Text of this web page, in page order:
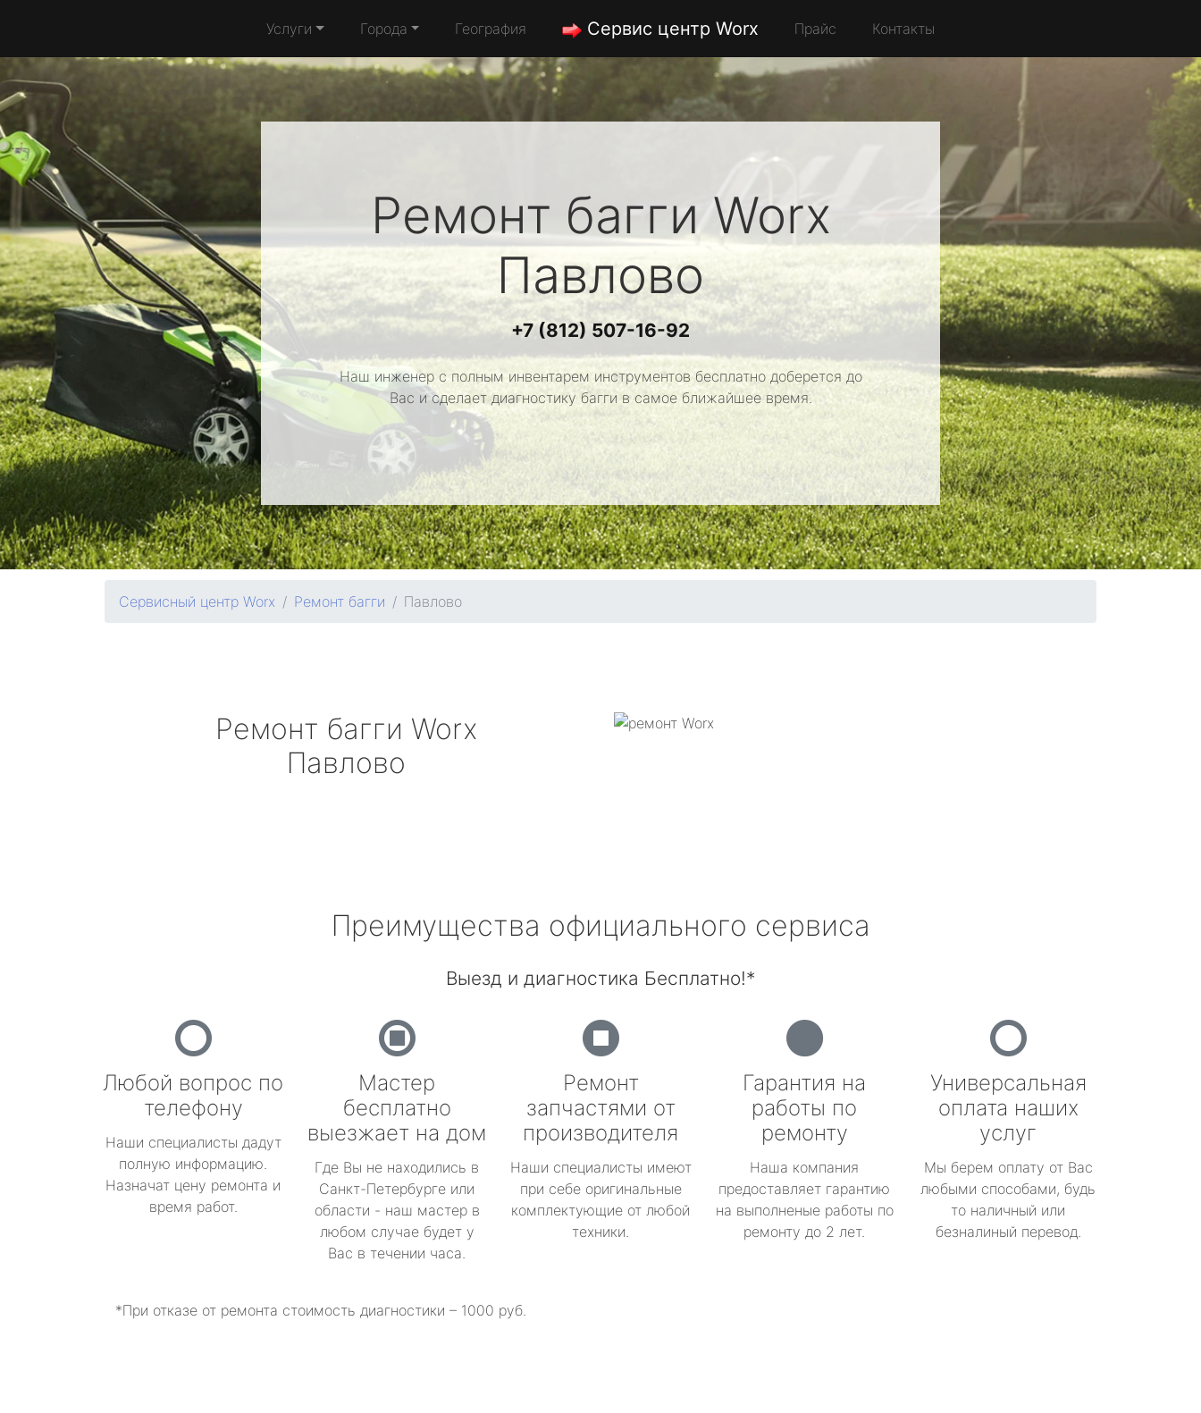
Услуги Города География Сервис центр Worx Прайс Контакты
Ремонт багги Worx
Павлово
+7 (812) 507-16-92
Наш инженер с полным инвентарем инструментов бесплатно доберется до
Вас и сделает диагностику багги в самое ближайшее время.
Сервисный центр Worx Ремонт багги Павлово
Ремонт багги Worx
Павлово
Преимущества официального сервиса
Выезд и диагностика Бесплатно!*
Любой вопрос по
телефону
Наши специалисты дадут
полную информацию.
Назначат цену ремонта и
время работ.
Мастер
бесплатно
выезжает на дом
Где Вы не находились в
Санкт-Петербурге или
области - наш мастер в
любом случае будет у
Вас в течении часа.
Ремонт
запчастями от
производителя
Наши специалисты имеют
при себе оригинальные
комплектующие от любой
техники.
Гарантия на
работы по
ремонту
Наша компания
предоставляет гарантию
на выполненые работы по
ремонту до 2 лет.
Универсальная
оплата наших
услуг
Мы берем оплату от Вас
любыми способами, будь
то наличный или
безналиный перевод.
*При отказе от ремонта стоимость диагностики – 1000 руб.